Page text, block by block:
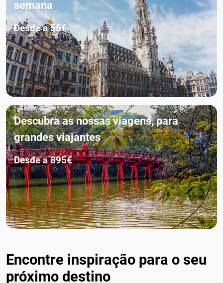
semana
Desde a 55€
Descubra as nossas viagens, para
grandes viajantes
Desde a 895€
Encontre inspiração para o seu
próximo destino